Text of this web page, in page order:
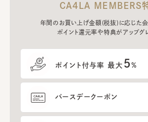
CA4LA MEMBERS
年間のお買い上げ金額(税抜)に応じた会
ポイント還元率や特典がアップグレ
ポイント付与率 最大 5%
バースデークーポン